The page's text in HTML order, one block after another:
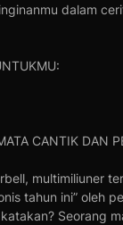
dalam
CANTIK DAN
multimiliuner
tahun ini” oleh
Seorang